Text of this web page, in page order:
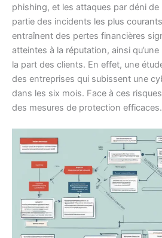
phishing, et les attaques par déni
partie des incidents les plus
entraînent des pertes financières
atteintes à la réputation, ainsi
la part des clients. En effet, une
des entreprises qui subissent une
dans les six mois. Face à ces
des mesures de protection efficaces.